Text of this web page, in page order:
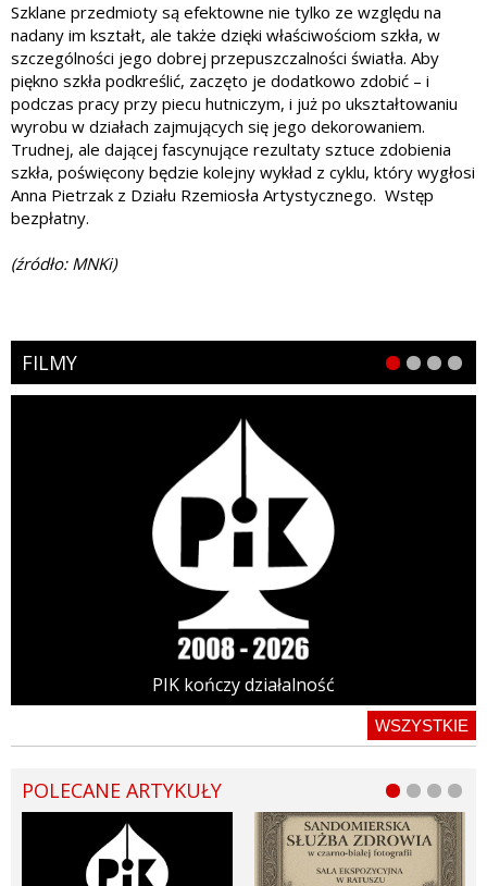
Szklane przedmioty są efektowne nie tylko ze względu na
nadany im kształt, ale także dzięki właściwościom szkła, w
szczególności jego dobrej przepuszczalności światła. Aby
piękno szkła podkreślić, zaczęto je dodatkowo zdobić – i
podczas pracy przy piecu hutniczym, i już po ukształtowaniu
wyrobu w działach zajmujących się jego dekorowaniem.
Trudnej, ale dającej fascynujące rezultaty sztuce zdobienia
szkła, poświęcony będzie kolejny wykład z cyklu, który wygłosi
Anna Pietrzak z Działu Rzemiosła Artystycznego. Wstęp
bezpłatny.
(źródło: MNKi)
FILMY
PIK kończy działalność
WSZYSTKIE
POLECANE ARTYKUŁY